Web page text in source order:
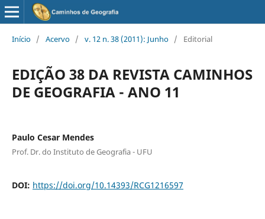
Início / Acervo / v. 12 n. 38 (2011): Junho / Editorial
EDIÇÃO 38 DA REVISTA CAMINHOS
DE GEOGRAFIA - ANO 11
Paulo Cesar Mendes
Prof. Dr. do Instituto de Geografia - UFU
DOI: https://doi.org/10.14393/RCG1216597